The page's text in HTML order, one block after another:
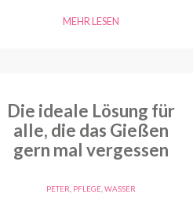
MEHR LESEN
Die ideale Lösung für
alle, die das Gießen
gern mal vergessen
PETER PFLEGE ,WASSER